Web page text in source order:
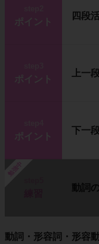
ポイント
四段
ポイント
上一
ポイント
下一
勉強中
動詞
動詞・形容詞・形容